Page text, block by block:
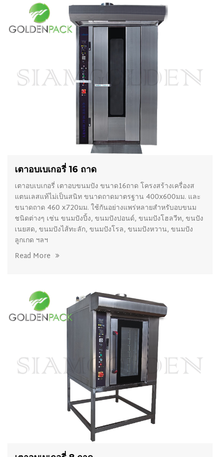
เตาอบเบเกอรี่ 16 ถาด
เตาอบเบเกอรี่ เตาอบขนมปัง ขนาด16ถาด โครงสร้างเครื่องส
แตนเลสแท้ไม่เป็นสนิท ขนาดถาดมาตรฐาน 400x600มม. และ
ขนาดถาด 460 x720มม. ใช้กันอย่างแพร่หลายสำหรับอบขนม
ชนิดต่างๆ เช่น ขนมปังปิ้ง, ขนมปังปอนด์, ขนมปังโฮลวีท, ขนปัง
เนยสด, ขนมปังไส้ทะลัก, ขนมปังโรล, ขนมปังหวาน, ขนมปัง
ลูกเกด ฯลฯ
Read More